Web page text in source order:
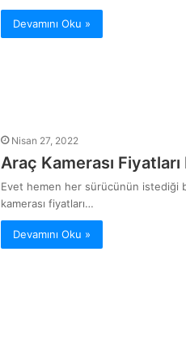
Devamını Oku »
Nisan 27, 2022
Araç Kamerası
Evet hemen her sürücünün istediği
kamerası fiyatları…
Devamını Oku »